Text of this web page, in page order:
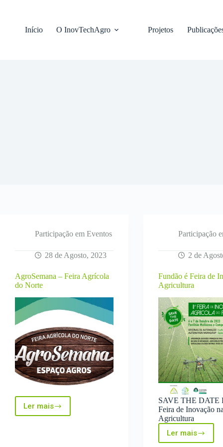
conteúdoInício O InovTechAgro Projetos
Participação em Eventos
28 de Agosto, 2023
AgroSemana – Feira Agrícola
do Norte
Ler maisAgroSemana
–
Participação
2 de
Fundão é Feira de
Agricultura
SAVE THE DATE
Feira de Inovação na
Agricultura
Ler maisFundão é